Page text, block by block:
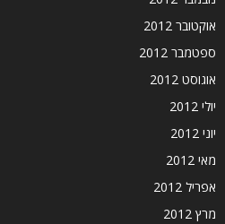
אוקטובר 2012
ספטמבר 2012
אוגוסט 2012
יולי 2012
יוני 2012
מאי 2012
אפריל 2012
מרץ 2012